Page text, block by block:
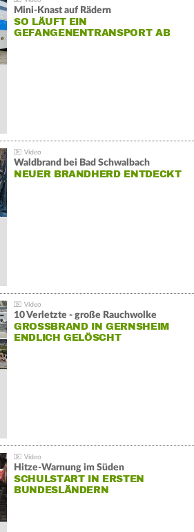
Mini-Knast auf Rädern
SO LÄUFT EIN
GEFANGENENTRANSPORT AB
Waldbrand bei Bad Schwalbach
NEUER BRANDHERD ENTDECKT
10 Verletzte - große Rauchwolke
GROSSBRAND IN GERNSHEIM E
NDLICH GELÖSCHT
Hitze-Warnung im Süden
SCHULSTART IN ERSTEN
BUNDESLÄNDERN